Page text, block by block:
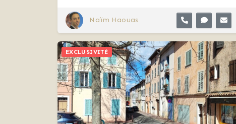
Naïm Haouas
EXCLUSIVITÉ